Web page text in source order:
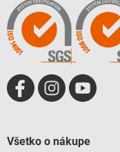
Všetko o nákupe